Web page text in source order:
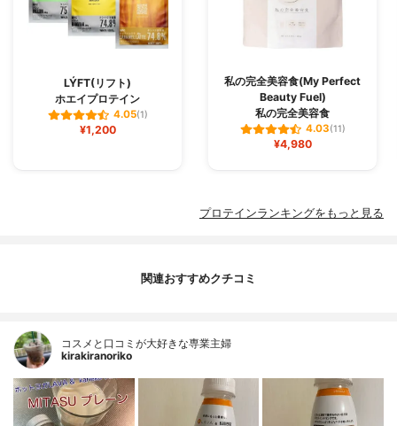
LÝFT(リフト)
ホエイプロテイン
4.05(1)
¥1,200
私の完全美容食(My Perfect
Beauty Fuel)
私の完全美容食
4.03(11)
¥4,980
プロテインランキングをもっと見る
関連おすすめクチコミ
コスメと口コミが大好きな専業主婦
kirakiranoriko